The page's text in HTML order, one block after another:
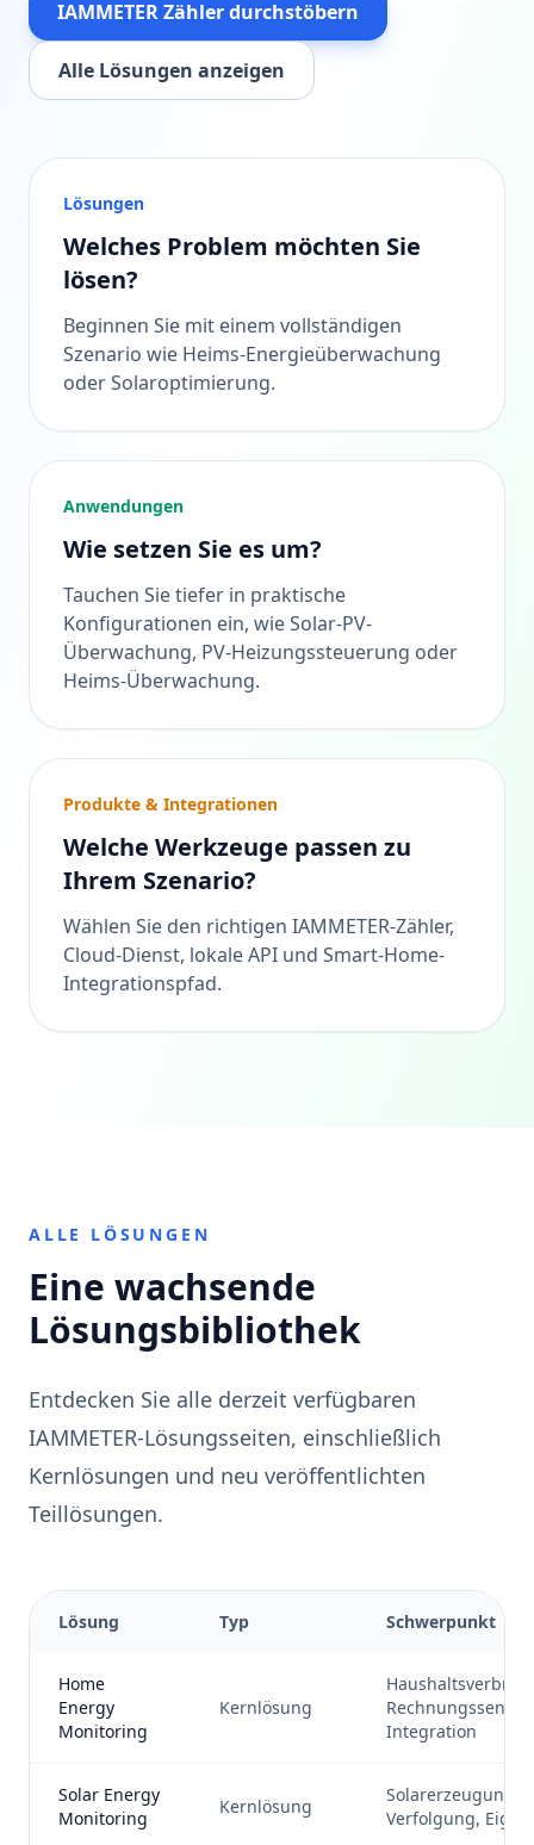
IAMMETER Zähler durchstöbern
Alle Lösungen anzeigen
Lösungen
Welches Problem möchten Sie
lösen?
Beginnen Sie mit einem vollständigen
Szenario wie Heims-Energieüberwachung
oder Solaroptimierung.
Anwendungen
Wie setzen Sie es um?
Tauchen Sie tiefer in praktische
Konfigurationen ein, wie Solar-PV-
Überwachung, PV-Heizungssteuerung oder
Heims-Überwachung.
Produkte & Integrationen
Welche Werkzeuge passen zu
Ihrem Szenario?
Wählen Sie den richtigen IAMMETER-Zähler,
Cloud-Dienst, lokale API und Smart-Home-
Integrationspfad.
ALLE LÖSUNGEN
Eine wachsende
Lösungsbibliothek
Entdecken Sie alle derzeit verfügbaren
IAMMETER-Lösungsseiten, einschließlich
Kernlösungen und neu veröffentlichten
Teillösungen.
Lösung Typ Schwerpunkt
Home
Energy
Monitoring
Kernlösung
Integration
Solar Energy
Monitoring
Kernlösung
Solarerzeugung,
Verfolgung,